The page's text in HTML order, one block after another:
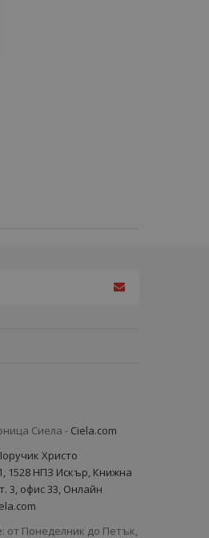
Сиела - Ciela.com
Христо
1528 НПЗ Искър, Книжна
3, офис 33, Онлайн
от Понеделник до Петък,